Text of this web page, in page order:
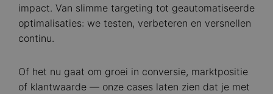
impact. Van slimme targeting tot geautomatiseerde
optimalisaties: we testen, verbeteren en versnellen
continu.
Of het nu gaat om groei in conversie, marktpositie
of klantwaarde — onze cases laten zien dat je met